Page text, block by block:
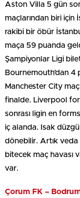
Aston Villa 5 gün
maçlarından biri için
rakibi bir öbür
maça 59 puanda
Şampiyonlar Ligi
Bournemouth’dan 4
Manchester City
finalde. Liverpool
sonrası ligin en
iç alanda. Isak
dönebilir. Artık veda
bitecek maç havası
var.
Çorum FK –